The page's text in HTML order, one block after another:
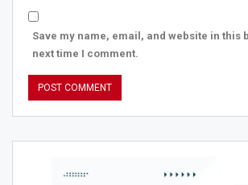
Save my name, email, and website in this
next time I comment.